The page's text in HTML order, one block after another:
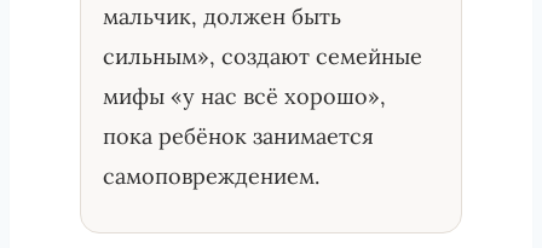
мальчик, должен быть
сильным», создают семейные
мифы «у нас всё хорошо»,
пока ребёнок занимается
самоповреждением.